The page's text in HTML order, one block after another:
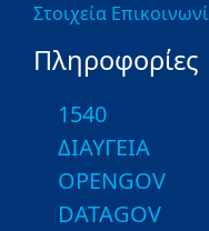
Στοιχεία
Πληροφορίες
1540
ΔΙΑΥΓΕΙΑ
OPENGOV
DATAGOV